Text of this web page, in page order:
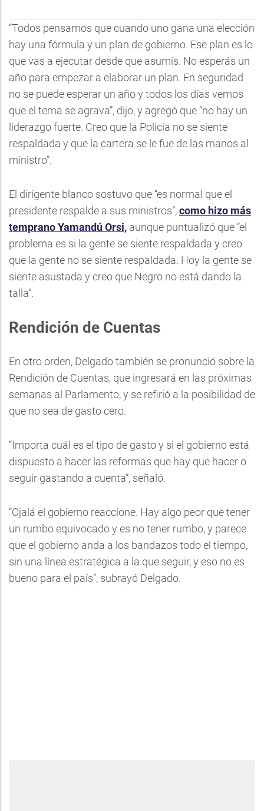
“Todos pensamos que cuando uno gana una elección
hay una fórmula y un plan de gobierno. Ese plan es lo
que vas a ejecutar desde que asumís. No esperás un
año para empezar a elaborar un plan. En seguridad
no se puede esperar un año y todos los días vemos
que el tema se agrava”, dijo, y agregó que “no hay un
liderazgo fuerte. Creo que la Policía no se siente
respaldada y que la cartera se le fue de las manos al
ministro”.
El dirigente blanco sostuvo que “es normal que el
presidente respalde a sus ministros”,como hizo más
temprano Yamandú Orsi, aunque puntualizó que “el
problema es si la gente se siente respaldada y creo
que la gente no se siente respaldada. Hoy la gente se
siente asustada y creo que Negro no está dando la
talla”.
Rendición de Cuentas
En otro orden, Delgado también se pronunció sobre la
Rendición de Cuentas, que ingresará en las próximas
semanas al Parlamento, y se refirió a la posibilidad de
que no sea de gasto cero.
“Importa cuál es el tipo de gasto y si el gobierno está
dispuesto a hacer las reformas que hay que hacer o
seguir gastando a cuenta”, señaló.
“Ojalá el gobierno reaccione. Hay algo peor que tener
un rumbo equivocado y es no tener rumbo, y parece
que el gobierno anda a los bandazos todo el tiempo,
sin una línea estratégica a la que seguir, y eso no es
bueno para el país”, subrayó Delgado.